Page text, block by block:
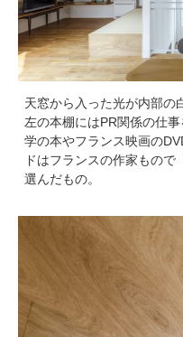
天窓から入った光が内部の
左の本棚にはPR関係の仕
学の本やフランス映画の
ドはフランスの作家もの
選んだもの。